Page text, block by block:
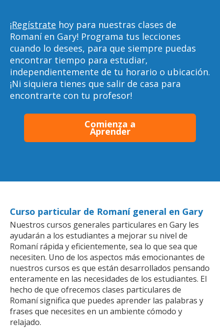
¡Regístrate hoy para nuestras clases de
Romaní en Gary! Programa tus lecciones
cuando lo desees, para que siempre puedas
encontrar tiempo para estudiar,
independientemente de tu horario o ubicación.
¡Ni siquiera tienes que salir de casa para
encontrarte con tu profesor!
Comienza a
Aprender
Curso particular de Romaní general en Gary
Nuestros cursos generales particulares en Gary les
ayudarán a los estudiantes a mejorar su nivel de
Romaní rápida y eficientemente, sea lo que sea que
necesiten. Uno de los aspectos más emocionantes de
nuestros cursos es que están desarrollados pensando
enteramente en las necesidades de los estudiantes. El
hecho de que ofrecemos clases particulares de
Romaní significa que puedes aprender las palabras y
frases que necesites en un ambiente cómodo y
relajado.